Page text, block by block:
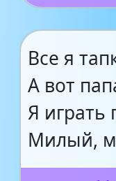
Все я
А вот
Я играть
Милый,